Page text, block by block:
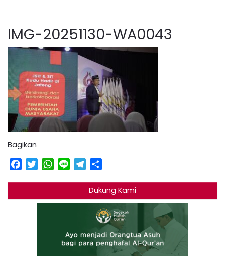
IMG-20251130-WA0043
Bagikan
Facebook
TwitterWhatsApp
Line Telegram
Dukung Kami